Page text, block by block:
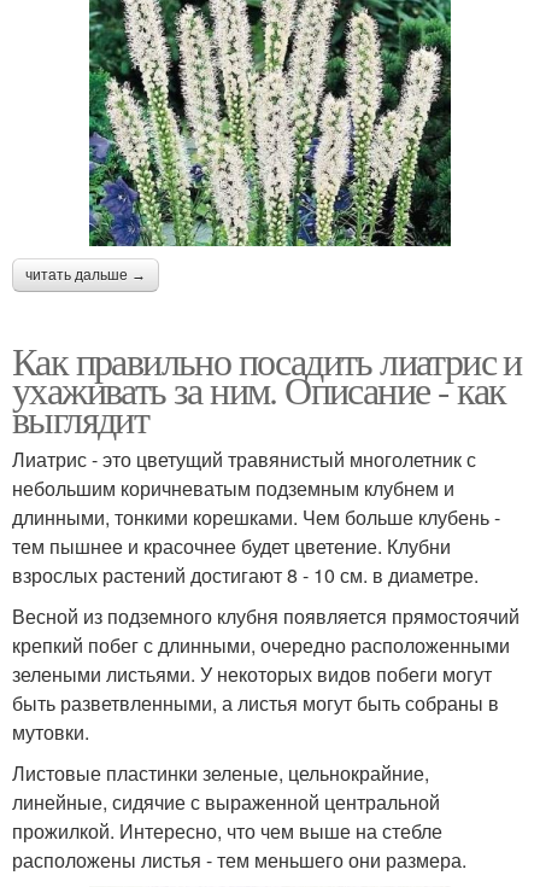
читать дальше →
Как правильно посадить лиатрис и
ухаживать за ним. Описание - как
выглядит
Лиатрис - это цветущий травянистый многолетник с
небольшим коричневатым подземным клубнем и
длинными, тонкими корешками. Чем больше клубень -
тем пышнее и красочнее будет цветение. Клубни
взрослых растений достигают 8 - 10 см. в диаметре.
Весной из подземного клубня появляется прямостоячий
крепкий побег с длинными, очередно расположенными
зелеными листьями. У некоторых видов побеги могут
быть разветвленными, а листья могут быть собраны в
мутовки.
Листовые пластинки зеленые, цельнокрайние,
линейные, сидячие с выраженной центральной
прожилкой. Интересно, что чем выше на стебле
расположены листья - тем меньшего они размера.